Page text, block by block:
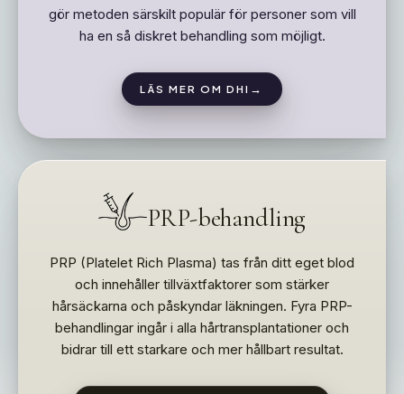
gör metoden särskilt populär för personer som vill
ha en så diskret behandling som möjligt.
LÄS MER OM DHI →
PRP-behandling
PRP (Platelet Rich Plasma) tas från ditt eget blod
och innehåller tillväxtfaktorer som stärker
hårsäckarna och påskyndar läkningen. Fyra PRP-
behandlingar ingår i alla hårtransplantationer och
bidrar till ett starkare och mer hållbart resultat.